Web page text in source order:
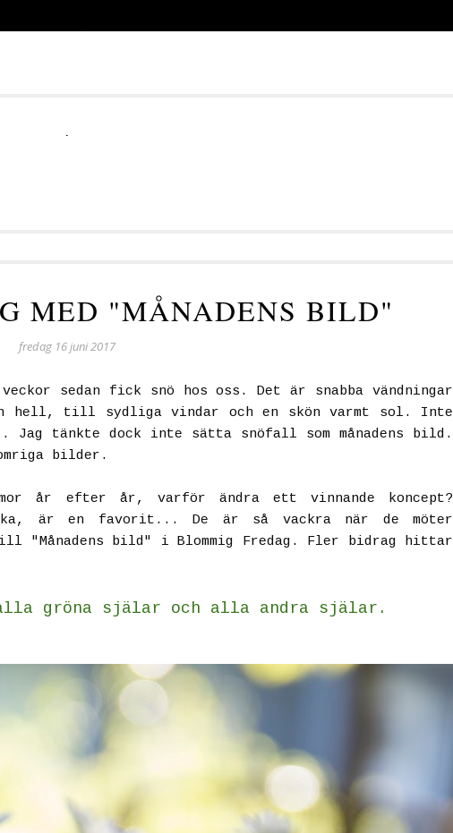
MED "MÅNADENS BILD"
fredag 16 juni 2017
sedan fick snö hos oss. Det är snabba vändningar
hell, till sydliga vindar och en skön varmt sol. Inte
tänkte dock inte sätta snöfall som månadens bild.
bilder.
år efter år, varför ändra ett vinnande koncept?
är en favorit... De är så vackra när de möter
"Månadens bild" i Blommig Fredag. Fler bidrag hittar
alla gröna själar och alla andra själar.